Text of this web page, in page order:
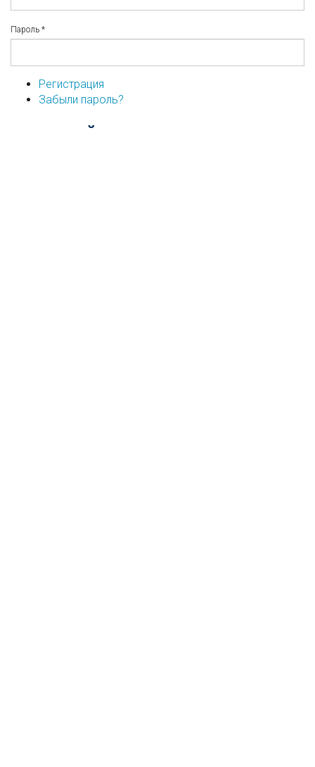
Пароль *
Регистрация
Забыли пароль?
...или войдите используя